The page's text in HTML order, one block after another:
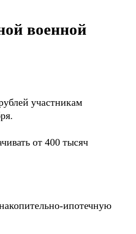
военной
участникам
от 400 тысяч
ипотечную